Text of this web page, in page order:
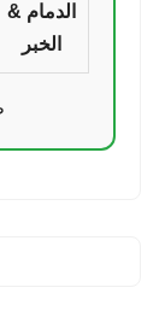
الدمام &
الخبر